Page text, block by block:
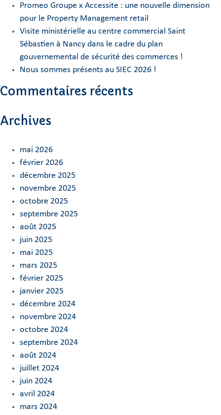
Promeo Groupe x Accessite : une nouvelle dimension
pour le Property Management retail
Visite ministérielle au centre commercial Saint
Sébastien à Nancy dans le cadre du plan
gouvernemental de sécurité des commerces !
Nous sommes présents au SIEC 2026 !
Commentaires récents
Archives
mai 2026
février 2026
décembre 2025
novembre 2025
octobre 2025
septembre 2025
août 2025
juin 2025
mai 2025
mars 2025
février 2025
janvier 2025
décembre 2024
novembre 2024
octobre 2024
septembre 2024
août 2024
juillet 2024
juin 2024
avril 2024
mars 2024